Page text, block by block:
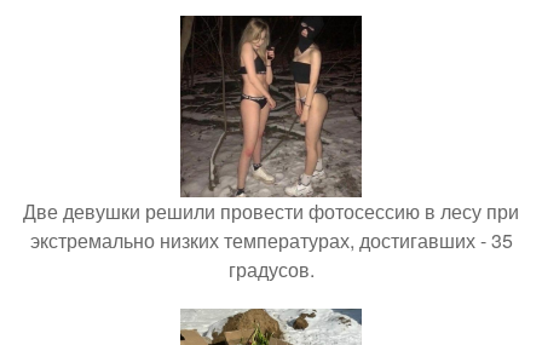
Две девушки решили провести фотосессию в лесу при
экстремально низких температурах, достигавших - 35
градусов.